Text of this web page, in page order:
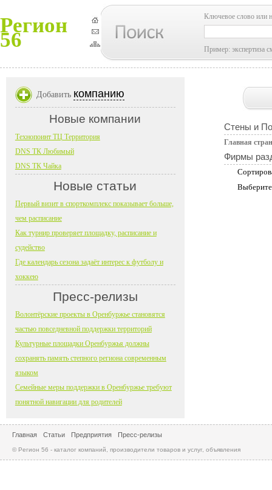
Регион
56
Ключевое слово или
Пример: экспертиза
Стены и
Главная
Фирмы
Добавить компанию
Новые компании
Технопоинт ТЦ Территория
DNS ТК Любимый
DNS ТК Чайка
Новые статьи
Первый визит в спорткомплекс показывает больше,
чем расписание
Как турнир проверяет площадку, расписание и
судейство
Где календарь сезона задаёт интерес к футболу и
хоккею
Пресс-релизы
Волонтёрские проекты в Оренбуржье становятся
частью повседневной поддержки территорий
Культурные площадки Оренбуржья должны
сохранять память степного региона современным
языком
Семейные меры поддержки в Оренбуржье требуют
понятной навигации для родителей
Главная Статьи Предприятия Пресс-релизы
© Регион 56 - каталог компаний, производители товаров и услуг, объявления